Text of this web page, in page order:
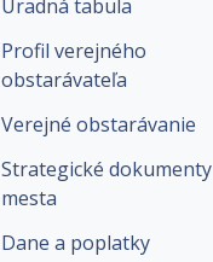
Úradná tabula
Profil verejného
obstarávateľa
Verejné obstarávanie
Strategické dokumenty
mesta
Dane a poplatky